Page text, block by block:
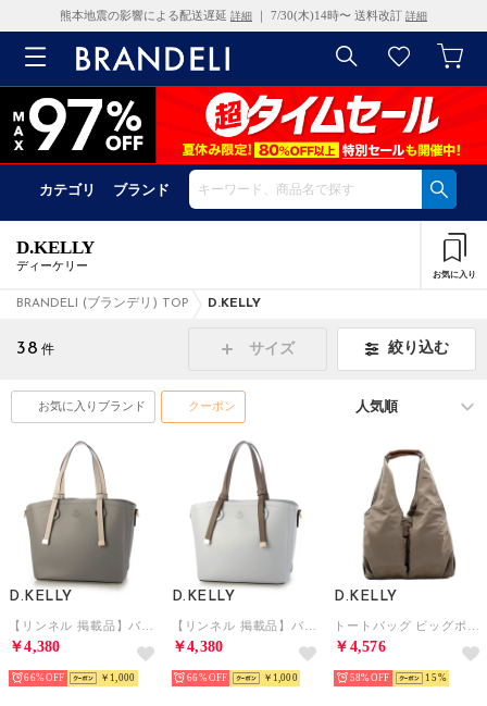
熊本地震の影響による配送遅延 詳細 ｜ 7/30(木)14時〜 送料改訂 詳細
カテゴリ ブランド
D.KELLY
ディーケリー
お気に入り
BRANDELI (ブランデリ) TOP D.KELLY
38 件 サイズ 絞り込む
お気に入りブランド クーポン
D.KELLY
￥4,380
66% ￥1,000
D.KELLY
￥4,380
66% ￥1,000
D.KELLY
￥4,576
58% 15